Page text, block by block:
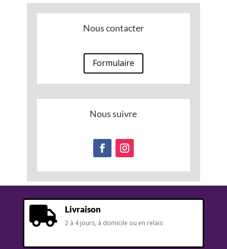
Nous contacter
Formulaire
Nous suivre
 Livraison
2 à 4 jours, à domicile ou en relais